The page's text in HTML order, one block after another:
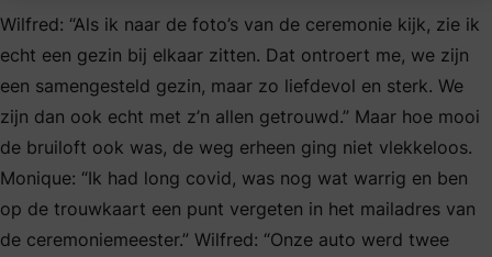
Wilfred: “Als ik naar de foto’s van de ceremonie kijk, zie ik
echt een gezin bij elkaar zitten. Dat ontroert me, we zijn
een samengesteld gezin, maar zo liefdevol en sterk. We
zijn dan ook echt met z’n allen getrouwd.” Maar hoe mooi
de bruiloft ook was, de weg erheen ging niet vlekkeloos.
Monique: “Ik had long covid, was nog wat warrig en ben
op de trouwkaart een punt vergeten in het mailadres van
de ceremoniemeester.” Wilfred: “Onze auto werd twee